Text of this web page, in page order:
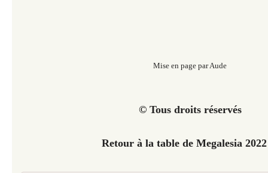
Mise en page par Aude
© Tous droits réservés
Retour à la table de Megalesia 2022